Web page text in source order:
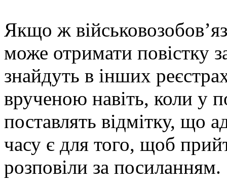
Якщо ж
може отримати повістку
знайдуть в інших
врученою навіть, коли у
поставлять відмітку, що
часу є для того, щоб
розповіли за посиланням.